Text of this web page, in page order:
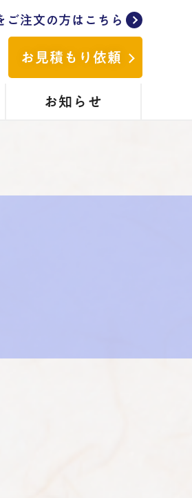
ご注文の方はこちら
お見積もり依頼
お知らせ